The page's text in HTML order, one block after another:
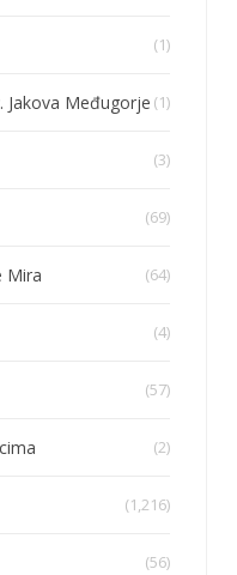
(1)
Jakova Međugorje (1)
(3)
(69)
Mira (64)
(4)
(57)
(2)
(1,216)
(56)